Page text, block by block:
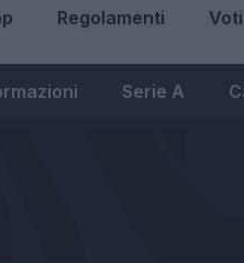
Regolamenti Voti
Serie A